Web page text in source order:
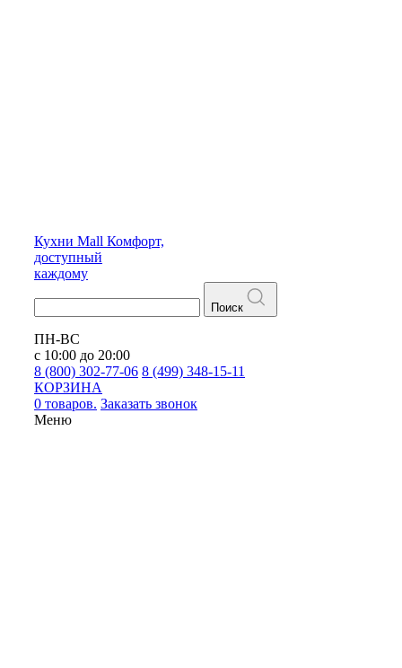
Кухни Mall Комфорт,
доступный
каждому
Поиск
ПН-ВС
с 10:00 до 20:00
8 (800) 302-77-06 8 (499) 348-15-11
КОРЗИНА
0 товаров. Заказать звонок
Меню